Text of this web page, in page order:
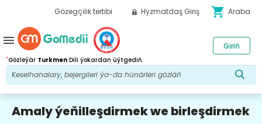
Gözegçilik tertibi Hyzmatdaş Giriş shopping_cart Araba
*Gözleýär Turkmen Dili ýokardan üýtgediň.
Giriň
menu
Amaly ýeňilleşdirmek we birleşdirmek